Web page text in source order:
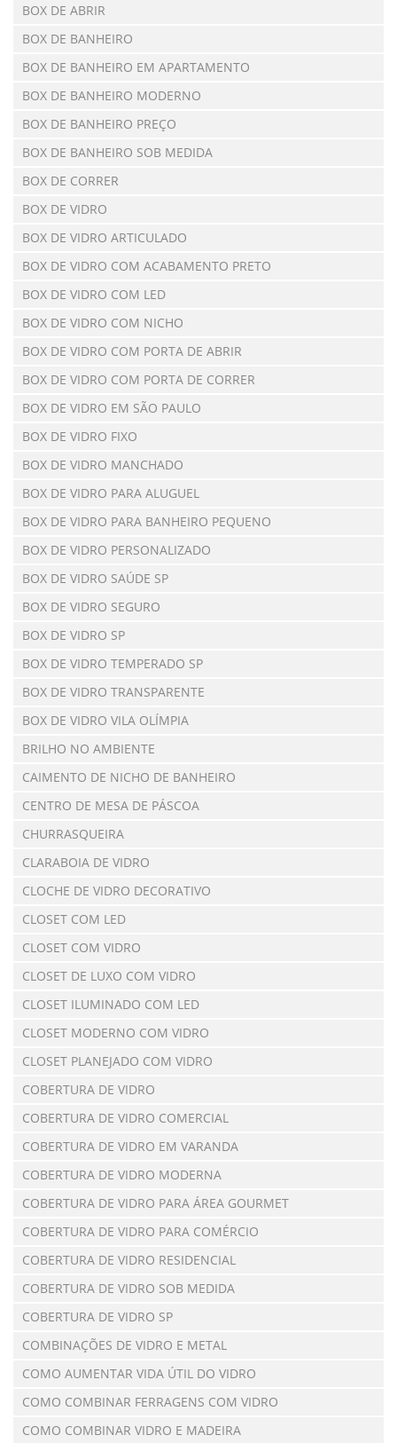
BOX DE ABRIR
BOX DE BANHEIRO
BOX DE BANHEIRO EM APARTAMENTO
BOX DE BANHEIRO MODERNO
BOX DE BANHEIRO PREÇO
BOX DE BANHEIRO SOB MEDIDA
BOX DE CORRER
BOX DE VIDRO
BOX DE VIDRO ARTICULADO
BOX DE VIDRO COM ACABAMENTO PRETO
BOX DE VIDRO COM LED
BOX DE VIDRO COM NICHO
BOX DE VIDRO COM PORTA DE ABRIR
BOX DE VIDRO COM PORTA DE CORRER
BOX DE VIDRO EM SÃO PAULO
BOX DE VIDRO FIXO
BOX DE VIDRO MANCHADO
BOX DE VIDRO PARA ALUGUEL
BOX DE VIDRO PARA BANHEIRO PEQUENO
BOX DE VIDRO PERSONALIZADO
BOX DE VIDRO SAÚDE SP
BOX DE VIDRO SEGURO
BOX DE VIDRO SP
BOX DE VIDRO TEMPERADO SP
BOX DE VIDRO TRANSPARENTE
BOX DE VIDRO VILA OLÍMPIA
BRILHO NO AMBIENTE
CAIMENTO DE NICHO DE BANHEIRO
CENTRO DE MESA DE PÁSCOA
CHURRASQUEIRA
CLARABOIA DE VIDRO
CLOCHE DE VIDRO DECORATIVO
CLOSET COM LED
CLOSET COM VIDRO
CLOSET DE LUXO COM VIDRO
CLOSET ILUMINADO COM LED
CLOSET MODERNO COM VIDRO
CLOSET PLANEJADO COM VIDRO
COBERTURA DE VIDRO
COBERTURA DE VIDRO COMERCIAL
COBERTURA DE VIDRO EM VARANDA
COBERTURA DE VIDRO MODERNA
COBERTURA DE VIDRO PARA ÁREA GOURMET
COBERTURA DE VIDRO PARA COMÉRCIO
COBERTURA DE VIDRO RESIDENCIAL
COBERTURA DE VIDRO SOB MEDIDA
COBERTURA DE VIDRO SP
COMBINAÇÕES DE VIDRO E METAL
COMO AUMENTAR VIDA ÚTIL DO VIDRO
COMO COMBINAR FERRAGENS COM VIDRO
COMO COMBINAR VIDRO E MADEIRA